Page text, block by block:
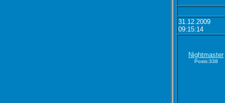
31.12.2009
09:15:14
Nightmaster
Posts:338